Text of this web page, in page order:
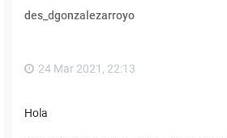
des_dgonzalezarroyo
24 Mar 2021, 22:13
Hola